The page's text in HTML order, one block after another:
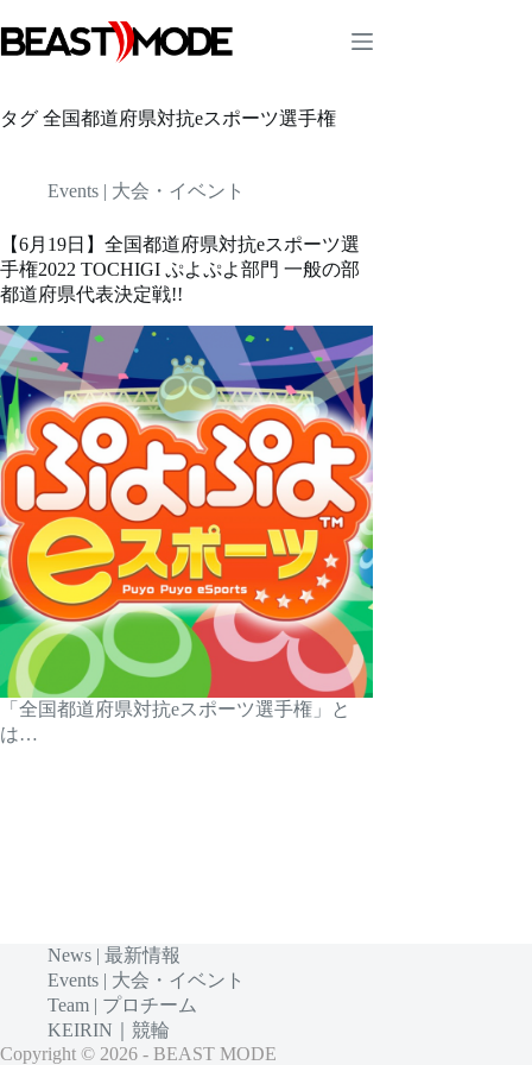
ン
テ
ツ
へ
プ
タグ 全国都道府県対抗eスポーツ選手権
Events | 大会・イベント
【6月19日】全国都道府県対抗eスポーツ選
手権2022 TOCHIGI ぷよぷよ部門 一般の部
都道府県代表決定戦!!
「全国都道府県対抗eスポーツ選手権」と
は…
News | 最新情報
Events | 大会・イベント
Team | プロチーム
KEIRIN｜競輪
Copyright © 2026 - BEAST MODE